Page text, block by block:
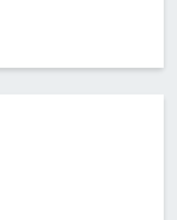
PER B&B E CASE